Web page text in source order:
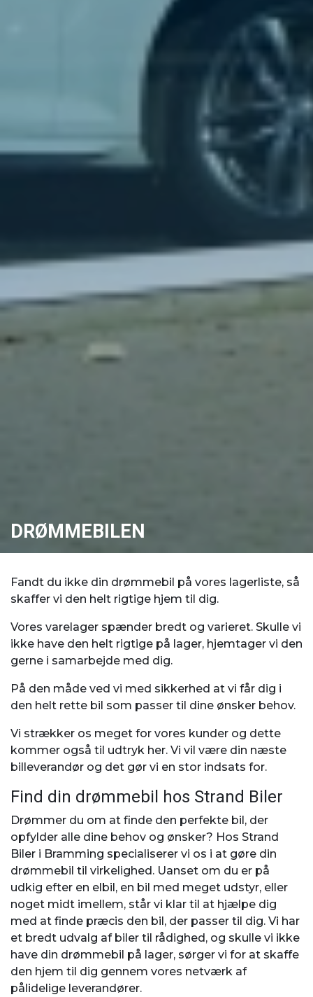
DRØMMEBILEN
Fandt du ikke din drømmebil på vores lagerliste, så
skaffer vi den helt rigtige hjem til dig.
Vores varelager spænder bredt og varieret. Skulle vi
ikke have den helt rigtige på lager, hjemtager vi den
gerne i samarbejde med dig.
På den måde ved vi med sikkerhed at vi får dig i
den helt rette bil som passer til dine ønsker behov.
Vi strækker os meget for vores kunder og dette
kommer også til udtryk her. Vi vil være din næste
billeverandør og det gør vi en stor indsats for.
Find din drømmebil hos Strand Biler
Drømmer du om at finde den perfekte bil, der
opfylder alle dine behov og ønsker? Hos Strand
Biler i Bramming specialiserer vi os i at gøre din
drømmebil til virkelighed. Uanset om du er på
udkig efter en elbil, en bil med meget udstyr, eller
noget midt imellem, står vi klar til at hjælpe dig
med at finde præcis den bil, der passer til dig. Vi har
et bredt udvalg af biler til rådighed, og skulle vi ikke
have din drømmebil på lager, sørger vi for at skaffe
den hjem til dig gennem vores netværk af
pålidelige leverandører.